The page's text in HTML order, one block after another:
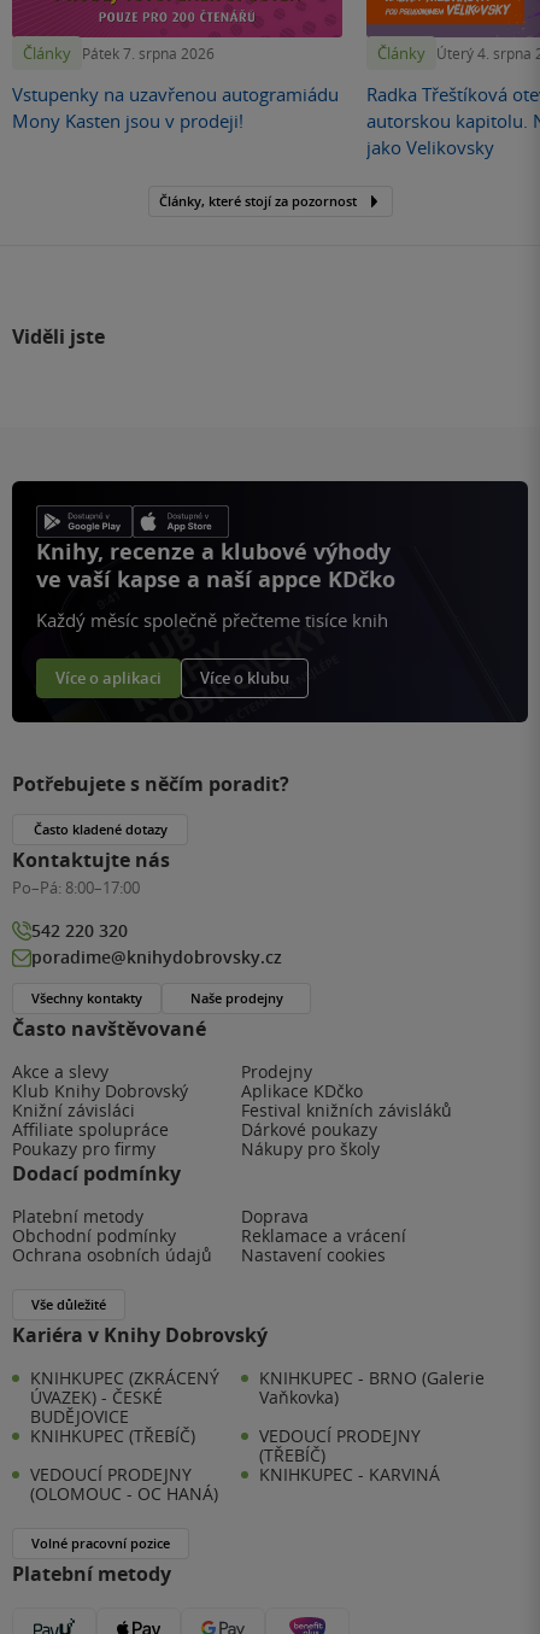
Články Pátek 7. srpna 2026
Vstupenky na uzavřenou autogramiádu
Mony Kasten jsou v prodeji!
Články Úterý 4. srpna
Radka Třeštíková
autorskou kapitolu.
jako Velikovsky
Články, které stojí za pozornost
Viděli jste
Knihy, recenze a klubové výhody
ve vaší kapse a naší appce KDčko
Každý měsíc společně přečteme tisíce knih
Více o aplikaci Více o klubu
Často navštěvované
Akce a slevy
Prodejny
Klub Knihy Dobrovský
Aplikace KDčko
Knižní závisláci
Festival knižních závisláků
Affiliate spolupráce
Dárkové poukazy
Poukazy pro firmy
Nákupy pro školy
Dodací podmínky
Platební metody
Doprava
Obchodní podmínky
Reklamace a vrácení
Ochrana osobních údajů
Nastavení cookies
Vše důležité
Kariéra v Knihy Dobrovský
KNIHKUPEC (ZKRÁCENÝ
ÚVAZEK) - ČESKÉ
BUDĚJOVICE
KNIHKUPEC - BRNO (Galerie
Vaňkovka)
KNIHKUPEC (TŘEBÍČ)
VEDOUCÍ PRODEJNY
(TŘEBÍČ)
VEDOUCÍ PRODEJNY
(OLOMOUC - OC HANÁ)
KNIHKUPEC - KARVINÁ
Volné pracovní pozice
Platební metody
Potřebujete s něčím poradit?
Často kladené dotazy
Kontaktujte nás
Po–Pá: 8:00–17:00
542 220 320
poradime@knihydobrovsky.cz
Všechny kontakty Naše prodejny